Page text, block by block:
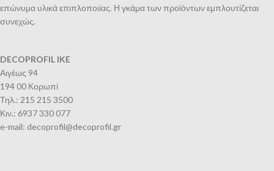
επώνυμα υλικά επιπλοποιίας. Η γκάμα των προϊόντων εμπλουτίζεται
συνεχώς.
DECOPROFIL IKE
Αιγέως 94
194 00 Κορωπί
Τηλ.: 215 215 3500
Κιν.: 6937 330 077
e-mail: decoprofil@decoprofil.gr